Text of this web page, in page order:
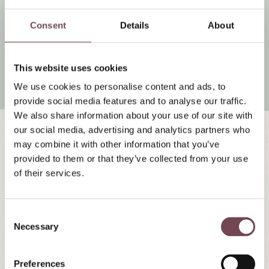
Consent Details About
This website uses cookies
We use cookies to personalise content and ads, to
provide social media features and to analyse our traffic.
We also share information about your use of our site with
our social media, advertising and analytics partners who
may combine it with other information that you’ve
provided to them or that they’ve collected from your use
of their services.
Necessary
Preferences
Jetzt anfragen
für Ihren Winterurlaub mit Skitour
Gerne beraten wir Sie bei der richtigen Auswahl
IhrerSkitour im Salzburger Lungau
in den verschiedensten Schwierigkeitsgraden